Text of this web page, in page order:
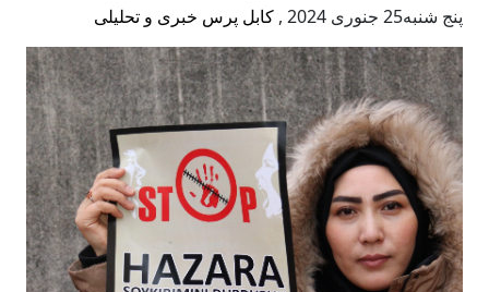
پنج شنبه25 جنوری 2024 , کابل پرس خبری و تحلیلی